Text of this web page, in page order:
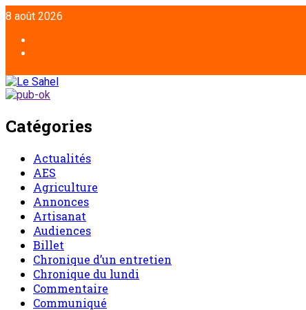
8 août 2026
Catégories
Actualités
AES
Agriculture
Annonces
Artisanat
Audiences
Billet
Chronique d’un entretien
Chronique du lundi
Commentaire
Communiqué